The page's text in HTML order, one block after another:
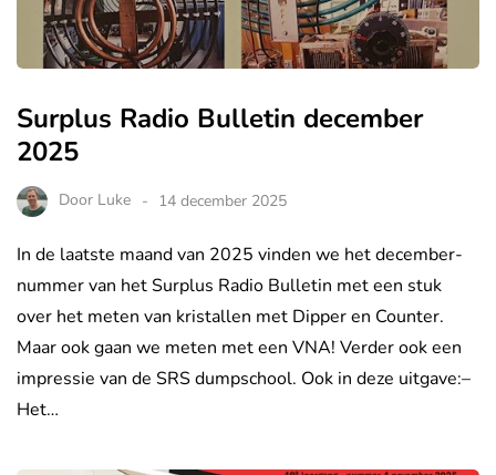
Surplus Radio Bulletin december
2025
Door Luke 14 december 2025
In de laatste maand van 2025 vinden we het december-
nummer van het Surplus Radio Bulletin met een stuk
over het meten van kristallen met Dipper en Counter.
Maar ook gaan we meten met een VNA! Verder ook een
impressie van de SRS dumpschool. Ook in deze uitgave:–
Het…